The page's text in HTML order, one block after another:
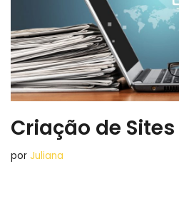
Criação de Sites
por Juliana